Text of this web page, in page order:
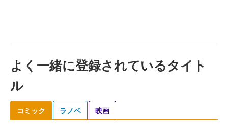
よく一緒に登録されているタイト
ル
コミック ラノベ 映画